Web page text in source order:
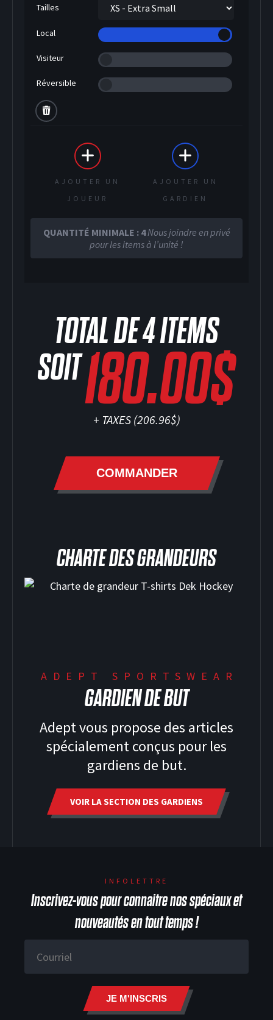
Tailles
Local
Visiteur
Réversible
AJOUTER UN
JOUEUR
AJOUTER UN
GARDIEN
QUANTITÉ MINIMALE : 4Nous joindre en privé
pour les items à l’unité !
TOTAL DE4ITEMS
SOIT180.00$
+ TAXES (206.96$)
COMMANDER
CHARTE DES GRANDEURS
ADEPT SPORTSWEAR
GARDIEN DE BUT
Adept vous propose des articles
spécialement conçus pour les
gardiens de but.
VOIR LA SECTION DES GARDIENS
INFOLETTRE
Inscrivez-vous pour connaitre nos spéciaux et
nouveautés en tout temps !
JE M'INSCRIS